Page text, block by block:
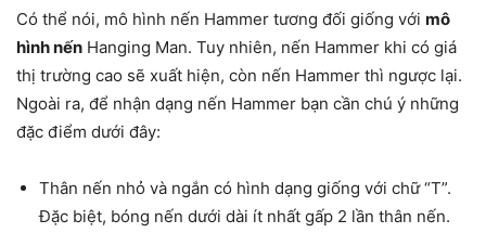
Có thể nói, mô hình nến Hammer tương đối giống với mô
hình nến Hanging Man. Tuy nhiên, nến Hammer khi có giá
thị trường cao sẽ xuất hiện, còn nến Hammer thì ngược lại.
Ngoài ra, để nhận dạng nến Hammer bạn cần chú ý những
đặc điểm dưới đây:
Thân nến nhỏ và ngắn có hình dạng giống với chữ “T”.
Đặc biệt, bóng nến dưới dài ít nhất gấp 2 lần thân nến.